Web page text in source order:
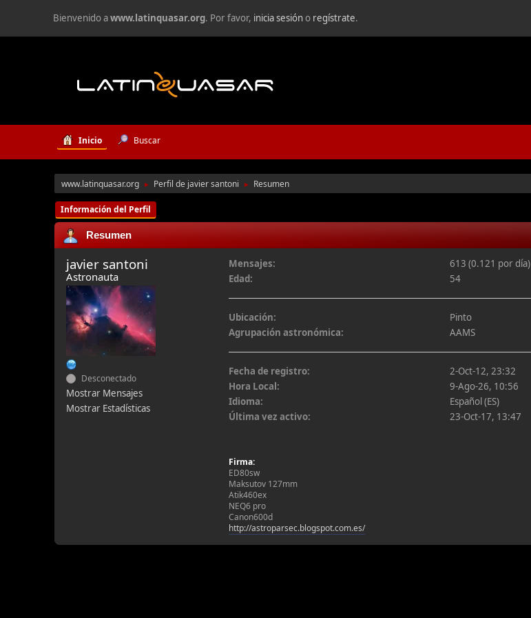
Bienvenido awww.latinquasar.org. Por favor, inicia sesióno regístrate.
Inicio Buscar
www.latinquasar.org ► Perfil de javier santoni ► Resumen
Información del Perfil
Resumen
javier santoni
Astronauta
Desconectado
Mostrar Mensajes
Mostrar Estadísticas
Mensajes:
613 (0.121 por día)
Edad:
54
Ubicación:
Pinto
Agrupación astronómica:
AAMS
Fecha de registro:
2-Oct-12, 23:32
Hora Local:
9-Ago-26, 10:56
Idioma:
Español (ES)
Última vez activo:
23-Oct-17, 13:47
Firma:
ED80sw
Maksutov 127mm
Atik460ex
NEQ6 pro
Canon600d
http://astroparsec.blogspot.com.es/